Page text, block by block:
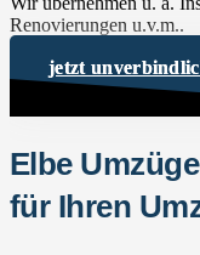
Renovierungen u.v.m..
jetzt
Elbe
für Ihren